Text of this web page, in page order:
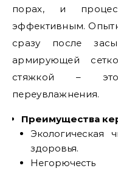
порах, и
эффективным.
сразу после
армирующей
стяжкой –
переувлажнения.
Преимущества
Экологическая
здоровья.
Негорючесть